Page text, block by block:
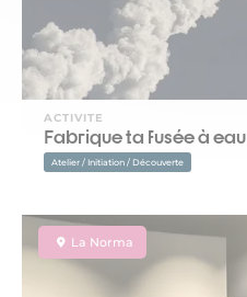
ACTIVITE
Fabrique ta fusée à eau
Atelier / Initiation / Découverte
La Norma